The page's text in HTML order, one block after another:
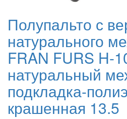
Полупальто с
натурального
FRAN FURS H-
натуральный
подкладка-
крашенная 13.5